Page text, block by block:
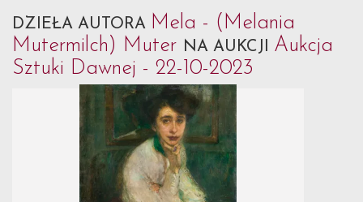
DZIEŁA AUTORA Mela - (Melania
Mutermilch) Muter NA AUKCJI Aukcja
Sztuki Dawnej - 22-10-2023